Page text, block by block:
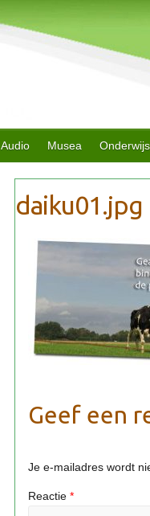
Audio Musea Onderwijs
Geef een
Je e-mailadres wordt
Reactie *